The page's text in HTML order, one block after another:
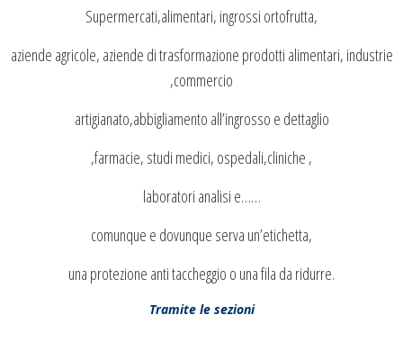
Supermercati,alimentari, ingrossi ortofrutta,
aziende agricole, aziende di trasformazione prodotti alimentari, industrie
,commercio
artigianato,abbigliamento all’ingrosso e dettaglio
,farmacie, studi medici, ospedali,cliniche ,
laboratori analisi e……
comunque e dovunque serva un’etichetta,
una protezione anti taccheggio o una fila da ridurre.
Tramite le sezioni